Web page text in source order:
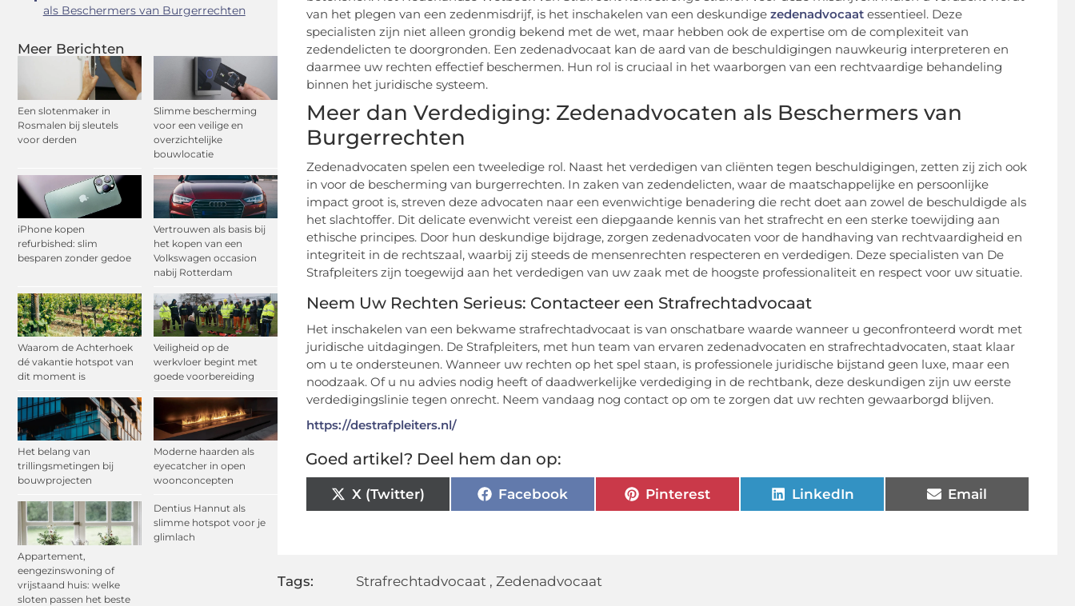
als Beschermers van Burgerrechten
Meer Berichten
Een slotenmaker in
Rosmalen bij sleutels
voor derden
Slimme bescherming
voor een veilige en
overzichtelijke
bouwlocatie
iPhone kopen
refurbished: slim
besparen zonder gedoe
Vertrouwen als basis bij
het kopen van een
Volkswagen occasion
nabij Rotterdam
Waarom de Achterhoek
dé vakantie hotspot van
dit moment is
Veiligheid op de
werkvloer begint met
goede voorbereiding
Het belang van
trillingsmetingen bij
bouwprojecten
Moderne haarden als
eyecatcher in open
woonconcepten
Appartement,
eengezinswoning of
vrijstaand huis: welke
sloten passen het beste
Dentius Hannut als
slimme hotspot voor je
glimlach
van het plegen van een zedenmisdrijf, is het inschakelen van een deskundige zedenadvocaat essentieel. Deze
specialisten zijn niet alleen grondig bekend met de wet, maar hebben ook de expertise om de complexiteit van
zedendelicten te doorgronden. Een zedenadvocaat kan de aard van de beschuldigingen nauwkeurig interpreteren en
daarmee uw rechten effectief beschermen. Hun rol is cruciaal in het waarborgen van een rechtvaardige behandeling
binnen het juridische systeem.
Meer dan Verdediging: Zedenadvocaten als Beschermers van
Burgerrechten
Zedenadvocaten spelen een tweeledige rol. Naast het verdedigen van cliënten tegen beschuldigingen, zetten zij zich ook
in voor de bescherming van burgerrechten. In zaken van zedendelicten, waar de maatschappelijke en persoonlijke
impact groot is, streven deze advocaten naar een evenwichtige benadering die recht doet aan zowel de beschuldigde als
het slachtoffer. Dit delicate evenwicht vereist een diepgaande kennis van het strafrecht en een sterke toewijding aan
ethische principes. Door hun deskundige bijdrage, zorgen zedenadvocaten voor de handhaving van rechtvaardigheid en
integriteit in de rechtszaal, waarbij zij steeds de mensenrechten respecteren en verdedigen. Deze specialisten van De
Strafpleiters zijn toegewijd aan het verdedigen van uw zaak met de hoogste professionaliteit en respect voor uw situatie.
Neem Uw Rechten Serieus: Contacteer een Strafrechtadvocaat
Het inschakelen van een bekwame strafrechtadvocaat is van onschatbare waarde wanneer u geconfronteerd wordt met
juridische uitdagingen. De Strafpleiters, met hun team van ervaren zedenadvocaten en strafrechtadvocaten, staat klaar
om u te ondersteunen. Wanneer uw rechten op het spel staan, is professionele juridische bijstand geen luxe, maar een
noodzaak. Of u nu advies nodig heeft of daadwerkelijke verdediging in de rechtbank, deze deskundigen zijn uw eerste
verdedigingslinie tegen onrecht. Neem vandaag nog contact op om te zorgen dat uw rechten gewaarborgd blijven.
https://destrafpleiters.nl/
Goed artikel? Deel hem dan op:
X (Twitter) Facebook Pinterest LinkedIn Email
Tags: Strafrechtadvocaat, Zedenadvocaat